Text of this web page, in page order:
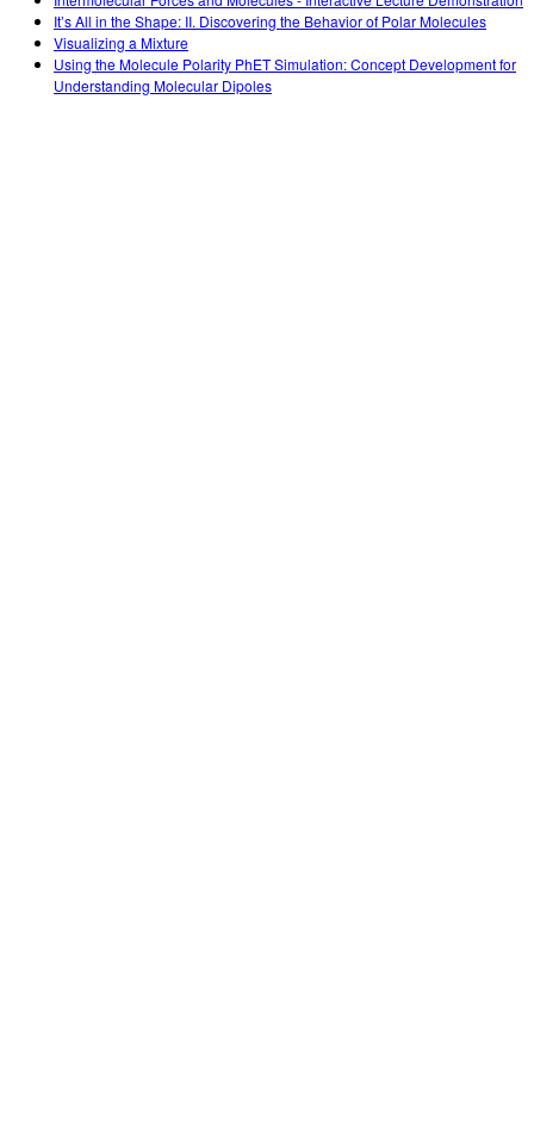
Teaching with PhET
DEIB in STEM Ed
SceneryStack OSE
Impact Report
It’s All in the Shape: II. Discovering the Behavior of Polar Molecules
Visualizing a Mixture
Using the Molecule Polarity PhET Simulation: Concept Development for
Understanding Molecular Dipoles